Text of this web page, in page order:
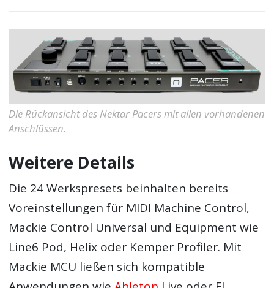
Die Rückansicht des Nektar Pacers mit allen vorhandenen
Anschlüssen.
Weitere Details
Die 24 Werkspresets beinhalten bereits
Voreinstellungen für MIDI Machine Control,
Mackie Control Universal und Equipment wie
Line6 Pod, Helix oder Kemper Profiler. Mit
Mackie MCU ließen sich kompatible